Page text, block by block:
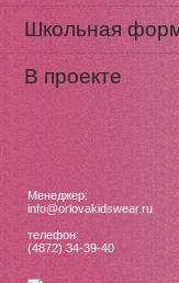
Школьная
В проекте
Менеджер:
info@orlovakidswear.ru
телефон:
(4872) 34-39-40